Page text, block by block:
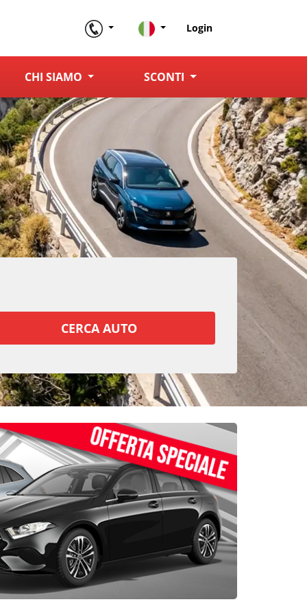
Login
CHI SIAMO SCONTI
CERCA AUTO